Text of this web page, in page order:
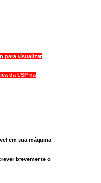
para visualizar
da USP na
em sua máquina
brevemente o